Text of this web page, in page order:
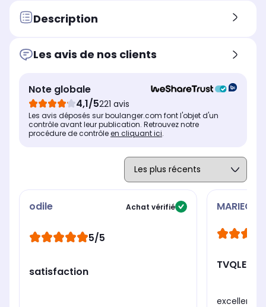
Pied central
plateformes préférées avec
Puissance
2 x 10 Watts
Assistant vocal intégré
Non concerné
Puissance
Assistant vocal intégré
Non concerné
Description
Les avis de nos clients
Note globale
4,1/5221 avis
Les avis déposés sur boulanger.com font l'objet d'un
contrôle avant leur publication. Retrouvez notre
procédure de contrôleen cliquant ici.
odile Achat vérifié
5/5
satisfaction TVQLED
excellent